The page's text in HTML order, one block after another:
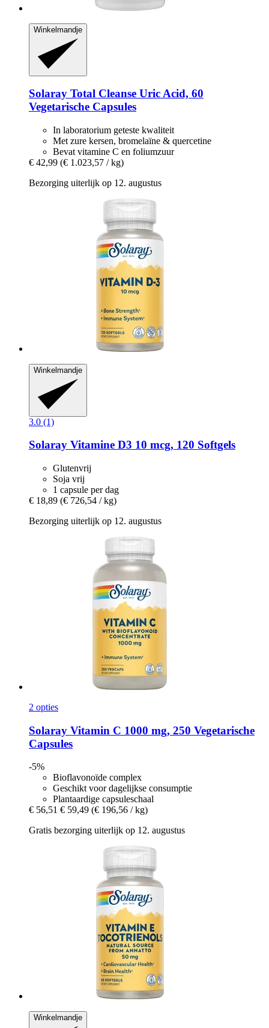
Winkelmandje
Solaray Total Cleanse Uric Acid, 60
Vegetarische Capsules
In laboratorium geteste kwaliteit
Met zure kersen, bromelaïne & quercetine
Bevat vitamine C en foliumzuur
€ 42,99 (€ 1.023,57 / kg)
Bezorging uiterlijk op 12. augustus
Winkelmandje
3.0 (1)
Solaray Vitamine D3 10 mcg, 120 Softgels
Glutenvrij
Soja vrij
1 capsule per dag
€ 18,89 (€ 726,54 / kg)
Bezorging uiterlijk op 12. augustus
2 opties
Solaray Vitamin C 1000 mg, 250 Vegetarische
Capsules
-5%
Bioflavonoïde complex
Geschikt voor dagelijkse consumptie
Plantaardige capsuleschaal
€ 56,51 € 59,49 (€ 196,56 / kg)
Gratis bezorging uiterlijk op 12. augustus
Winkelmandje